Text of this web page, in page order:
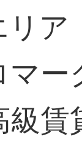
リ
マ